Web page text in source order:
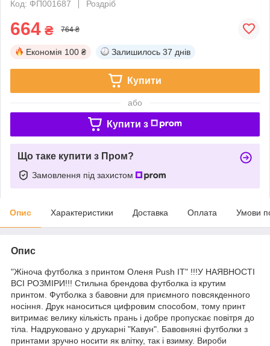
Код: ФП001687
Роздріб
664 ₴ 764 ₴
Економія 100 ₴ Залишилось 37 днів
Купити
або
Купити з
Що таке купити з Пром?
Замовлення під захистом
Опис Характеристики Доставка Оплата Умови
Опис
"Жіноча футболка з принтом Оленя Push IT" !!!У НАЯВНОСТІ
ВСІ РОЗМІРИ!!! Стильна брендова футболка із крутим
принтом. Футболка з бавовни для приємного повсякденного
носіння. Друк наноситься цифровим способом, тому принт
витримає велику кількість прань і добре пропускає повітря до
тіла. Надруковано у друкарні "Кавун". Бавовняні футболки з
принтами зручно носити як влітку, так і взимку. Вироби